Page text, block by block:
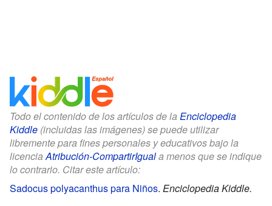
Todo el contenido de los artículos de la Enciclopedia
Kiddle (incluidas las imágenes) se puede utilizar
libremente para fines personales y educativos bajo la
licenciaAtribución-CompartirIguala menos que se indique
lo contrario. Citar este artículo:
Sadocus polyacanthus para Niños. Enciclopedia Kiddle.